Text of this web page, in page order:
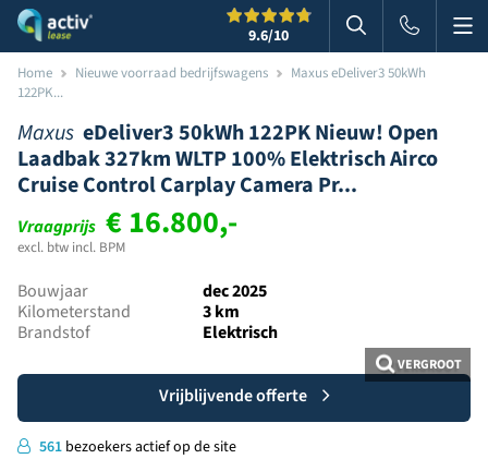
9.6/10 Zoeken in
Home Nieuwe voorraad bedrijfswagens
Maxus eDeliver3 50kWh
122PK...
Maxus eDeliver3 50kWh 122PK Nieuw! Open
Laadbak 327km WLTP 100% Elektrisch Airco
Cruise Control Carplay Camera Pr...
Vraagprijs € 16.800,-
excl. btw incl. BPM
Bouwjaar
dec 2025
Kilometerstand
3 km
Brandstof
Elektrisch
VERGROOT
Vrijblijvende offerte
561 bezoekers actief op de site